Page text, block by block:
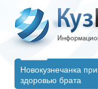
Новокузнечанка
здоровью брата